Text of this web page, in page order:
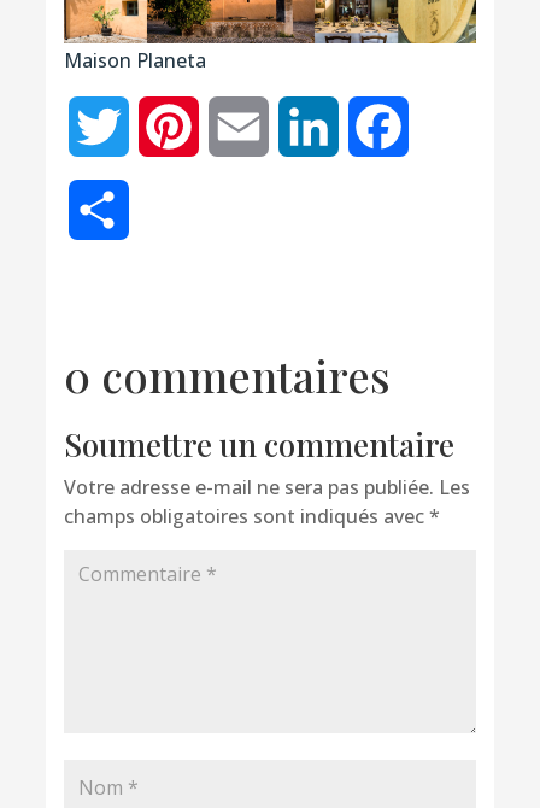
Maison Planeta
Twitter Pinterest Email LinkedIn
0 commentaires
Soumettre un commentaire
Votre adresse e-mail ne sera pas publiée. Les
champs obligatoires sont indiqués avec*